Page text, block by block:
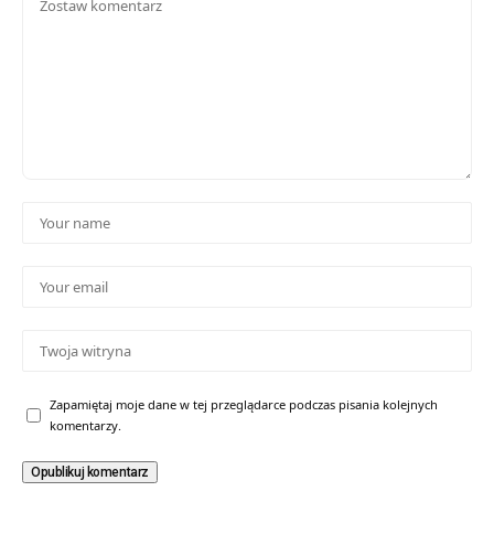
Zapamiętaj moje dane w tej przeglądarce podczas pisania kolejnych
komentarzy.